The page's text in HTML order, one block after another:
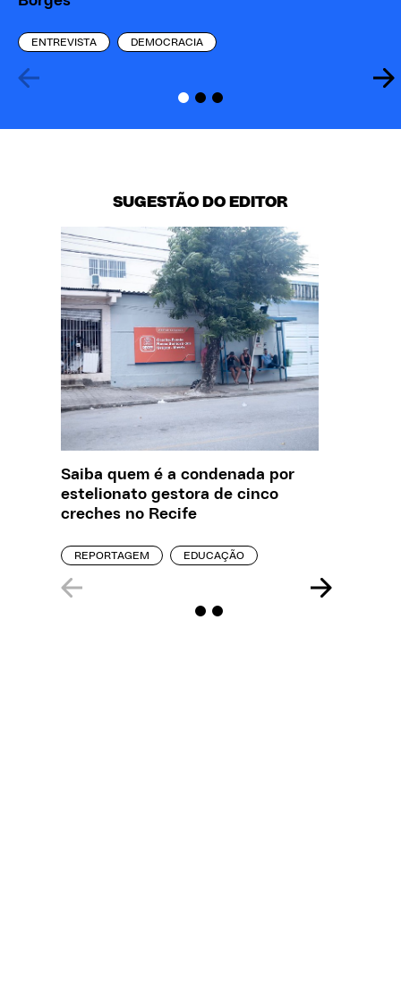
ENTREVISTA DEMOCRACIA
SUGESTÃO DO EDITOR
Saiba quem é a condenada por
estelionato gestora de cinco
creches no Recife
REPORTAGEM EDUCAÇÃO